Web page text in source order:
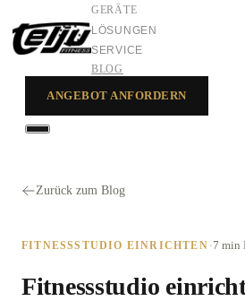
GERÄTE
LÖSUNGEN
SERVICE
BLOG
ANGEBOT ANFORDERN
Zurück zum Blog
FITNESSSTUDIO EINRICHTEN · 7 min
Fitnessstudio